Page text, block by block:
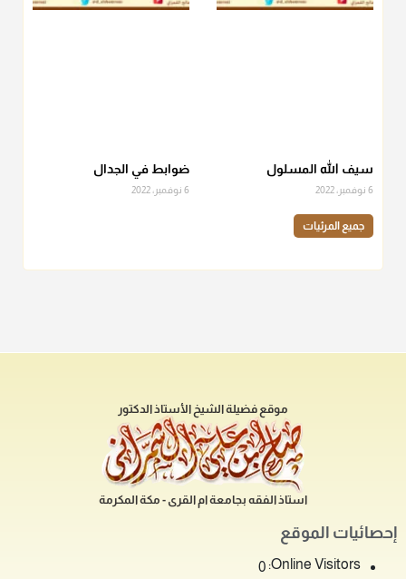
سيف الله المسلول
6 نوفمبر، 2022
ضوابط في الجدال
6 نوفمبر، 2022
جميع المرئيات
موقع فضيلة الشيخ الأستاذ الدكتور
استاذ الفقه بجامعة ام القرى - مكة المكرمة
إحصائيات الموقع
Online Visitors:
0